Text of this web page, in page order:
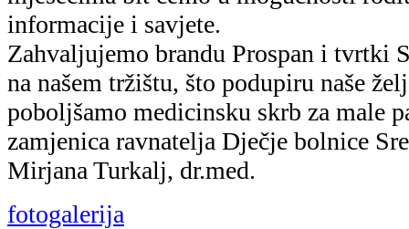
„Brojna su pitanja i dvojbe koji muče
prepoznavanju vrste kašlja i
kao biljni lijek broj 1 u svijetu protiv
na mnoga pitanja koja se pojave za
vjerujemo da ćemo i putem
pristup informacijama i pružiti im
trenucima koji ponekad zahtijevaju